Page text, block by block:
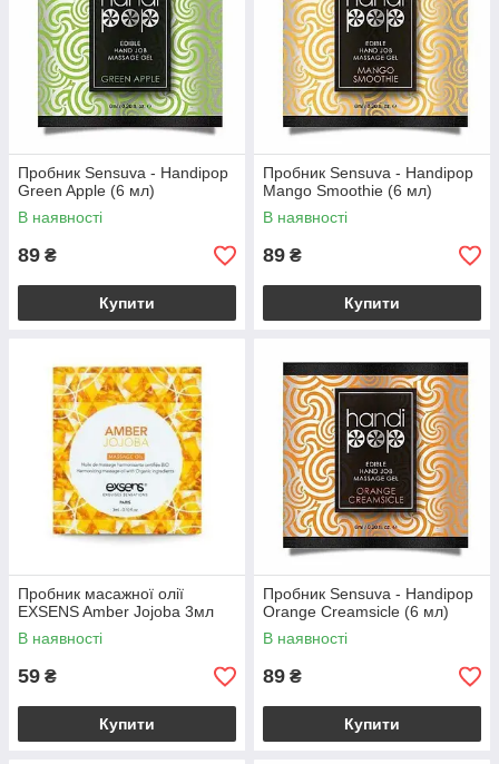
Пробник Sensuva - Handipop
Green Apple (6 мл)
В наявності
89 ₴
Купити
Пробник Sensuva - Handipop
Mango Smoothie (6 мл)
В наявності
89 ₴
Купити
Пробник масажної олії
EXSENS Amber Jojoba 3мл
В наявності
59 ₴
Купити
Пробник Sensuva - Handipop
Orange Creamsicle (6 мл)
В наявності
89 ₴
Купити